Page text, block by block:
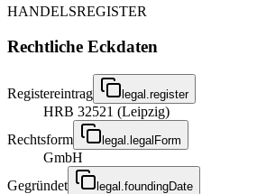
HANDELSREGISTER
Rechtliche Eckdaten
Registereintrag legal.register
HRB 32521 (Leipzig)
Rechtsform
legal.legalForm
GmbH
Gegründet
legal.foundingDate